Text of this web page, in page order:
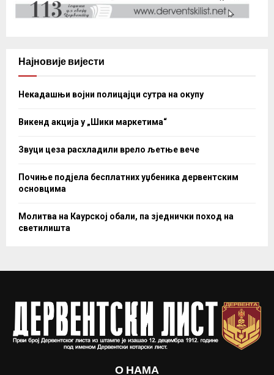
Најновије вијести
Некадашњи војни полицајци сутра на окупу
Викенд акција у „Шики маркетима“
Звуци цеза расхладили врело љетње вече
Почиње подјела бесплатних уџбеника дервентским
основцима
Молитва на Каурској обали, па зједнички поход на
светилишта
О НАМА